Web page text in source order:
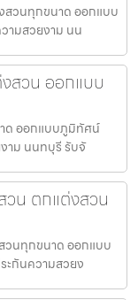
สวนทุกขนาด ออกแบบ
ามสวยงาม นน
สวน ออกแบบ
ด ออกแบบภูมิทัศน์
าม นนทบุรี รับจั
น ตกแต่งสวน
วนทุกขนาด ออกแบบ
ะกันความสวยง